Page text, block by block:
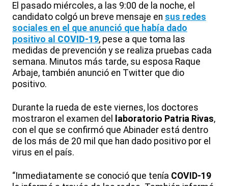
El pasado miércoles, a las 9:00 de la noche, el
candidato colgó un breve mensaje en sus redes
sociales en el que anunció que había dado
positivo al COVID-19, pese a que toma las
medidas de prevención y se realiza pruebas cada
semana. Minutos más tarde, su esposa Raque
Arbaje, también anunció en Twitter que dio
positivo.
Durante la rueda de este viernes, los doctores
mostraron el examen del
laboratorio Patria Rivas,
con el que se confirmó que Abinader está dentro
de los más de 20 mil que han dado positivo por el
virus en el país.
“Inmediatamente se conoció que tenía COVID-19